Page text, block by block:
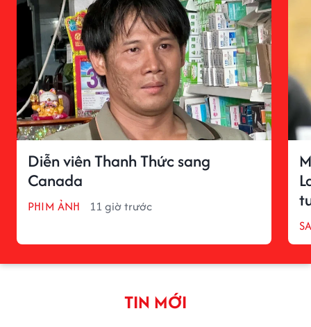
Diễn viên Thanh Thức sang
Canada
PHIM ẢNH 11 giờ trước
TIN MỚI